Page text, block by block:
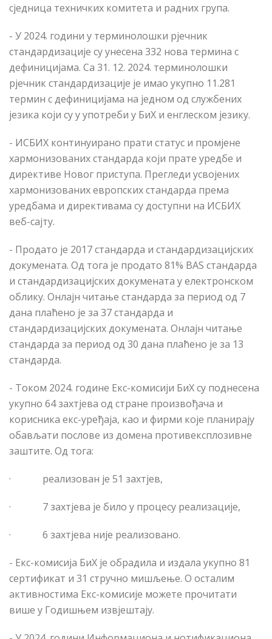
сједница техничких комитета и радних група.
- У 2024. години у терминолошки рјечник
стандардизације су унесена 332 нова термина с
дефиницијама. Са 31. 12. 2024. терминолошки
рјечник стандардизације је имао укупно 11.281
термин с дефиницијама на једном од службених
језика који су у употреби у БиХ и енглеском језику.
- ИСБИХ континуирано прати статус и промјене
хармонизованих стандарда који прате уредбе и
директиве Новог приступа. Прегледи усвојених
хармонизованих европских стандарда према
уредбама и директивама су доступни на ИСБИХ
веб-сајту.
- Продато је 2017 стандарда и стандардизацијских
докумената. Од тога је продато 81% BAS стандарда
и стандардизацијских докумената у електронском
облику. Онлајн читање стандарда за период од 7
дана плаћено је за 37 стандарда и
стандардизацијскихдокумената. Онлајн читање
стандарда за период од 30 дана плаћено је за 13
стандарда.
- Током 2024. године Екс-комисији БиХ су поднесена
укупно 64 захтјева од стране произвођача и
корисника екс-уређаја, као и фирми које планирају
обављати послове из домена противексплозивне
заштите. Од тога:
· реализован је 51 захтјев,
· 7 захтјева је било у процесу реализације,
· 6 захтјева није реализовано.
- Екс-комисија БиХ је обрадила и издала укупно 81
сертификат и 31 стручно мишљење. О осталим
активностима Екс-комисије можете прочитати
више у Годишњем извјештају.